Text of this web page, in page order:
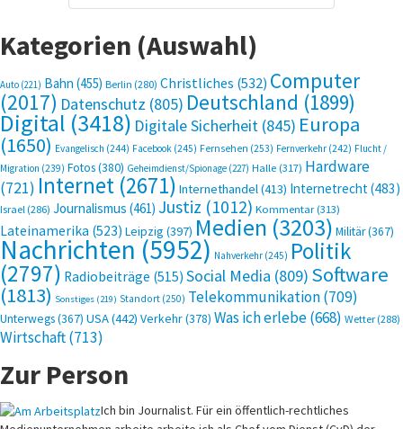
Kategorien (Auswahl)
Auto (221) Bahn (455) Berlin (280) Christliches (532) Computer
(2017) Datenschutz (805) Deutschland (1899)
Digital (3418) Digitale Sicherheit (845) Europa
(1650) Evangelisch (244) Facebook (245) Fernsehen (253) Fernverkehr (242) Flucht /
Migration (239) Fotos(380) Geheimdienst/Spionage (227) Halle(317) Hardware
(721) Internet (2671) Internethandel (413) Internetrecht (483)
Israel (286) Journalismus (461) Justiz (1012) Kommentar(313)
Lateinamerika (523) Leipzig (397) Medien (3203) Militär(367)
Nachrichten(5952) Nahverkehr (245) Politik
(2797) Radiobeiträge (515) Social Media (809) Software
(1813) Sonstiges (219) Standort (250) Telekommunikation(709)
Unterwegs(367) USA(442) Verkehr(378) Was ich erlebe(668) Wetter (288)
Wirtschaft(713)
Zur Person
Ich bin Journalist. Für ein öffentlich-rechtliches